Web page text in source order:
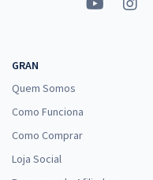
GRAN
Quem Somos
Como Funciona
Como Comprar
Loja Social